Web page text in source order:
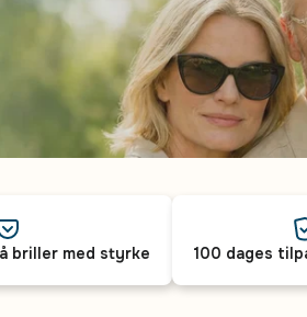
briller med styrke 100 dages